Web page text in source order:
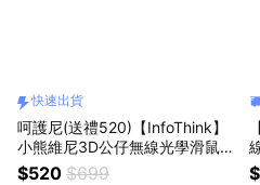
快速出貨
呵護尼(送禮520)【InfoThink】
小熊維尼3D公仔無線光學滑鼠
(快速出貨)
$520 $699